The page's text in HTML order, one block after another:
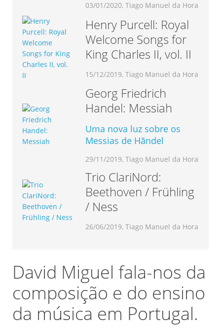
03/01/2020, Tiago Manuel da Hora
Henry Purcell: Royal
Welcome Songs for
King Charles II, vol. II
15/12/2019, Tiago Manuel da Hora
Georg Friedrich
Handel: Messiah
Uma nova luz sobre os
Messias de Hãndel
29/11/2019, Tiago Manuel da Hora
Trio ClariNord:
Beethoven / Frühling
/ Ness
26/06/2019, Tiago Manuel da Hora
David Miguel fala-nos da
composição e do ensino
da música em Portugal.